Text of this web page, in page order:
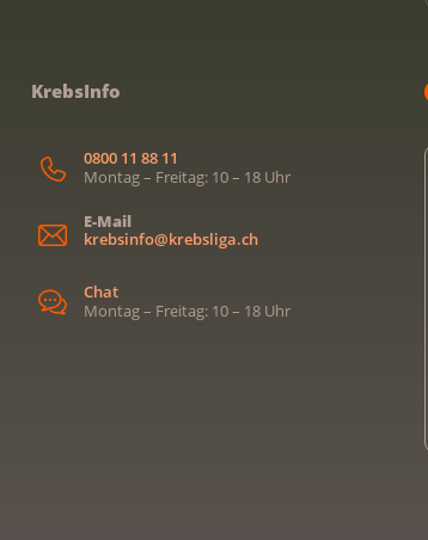
KrebsInfo
0800 11 88 11
Montag – Freitag: 10 – 18 Uhr
E-Mail
krebsinfo@krebsliga.ch
Chat
Montag – Freitag: 10 – 18 Uhr